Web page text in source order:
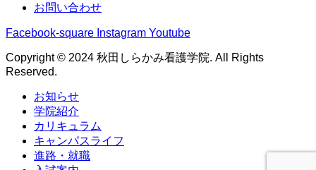
お問い合わせ
Facebook-square Instagram Youtube
Copyright © 2024 秋田しらかみ看護学院. All Rights
Reserved.
お知らせ
学院紹介
カリキュラム
キャンパスライフ
進路・就職